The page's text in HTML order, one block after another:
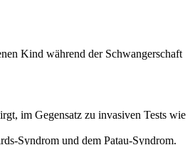
Kind während der Schwangerschaft
im Gegensatz zu invasiven Tests wie
Syndrom und dem Patau-Syndrom.